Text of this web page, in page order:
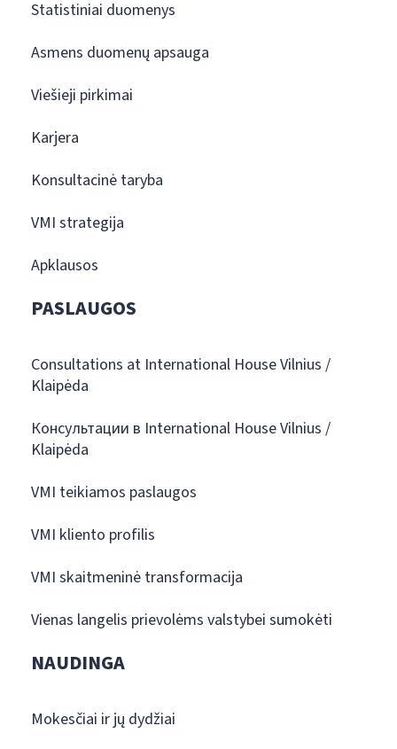
Statistiniai duomenys
Asmens duomenų apsauga
Viešieji pirkimai
Karjera
Konsultacinė taryba
VMI strategija
Apklausos
PASLAUGOS
Consultations at International House Vilnius /
Klaipėda
Консультации в International House Vilnius /
Klaipėda
VMI teikiamos paslaugos
VMI kliento profilis
VMI skaitmeninė transformacija
Vienas langelis prievolėms valstybei sumokėti
NAUDINGA
Mokesčiai ir jų dydžiai